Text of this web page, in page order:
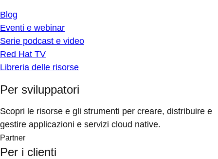
Blog
Eventi e webinar
Serie podcast e video
Red Hat TV
Libreria delle risorse
Per sviluppatori
Scopri le risorse e gli strumenti per creare, distribuire e
gestire applicazioni e servizi cloud native.
Partner
Per i clienti